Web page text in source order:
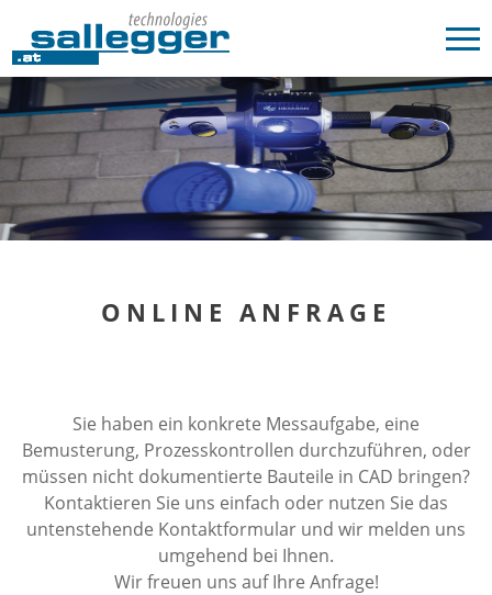
ONLINE ANFRAGE
Sie haben ein konkrete Messaufgabe, eine
Bemusterung, Prozesskontrollen durchzuführen, oder
müssen nicht dokumentierte Bauteile in CAD bringen?
Kontaktieren Sie uns einfach oder nutzen Sie das
untenstehende Kontaktformular und wir melden uns
umgehend bei Ihnen.
Wir freuen uns auf Ihre Anfrage!